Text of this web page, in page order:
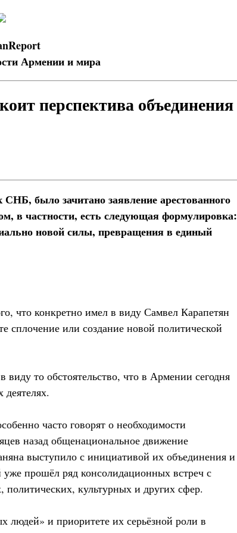
Армении и мира
перспектива объединения
было зачитано заявление арестованного
в частности, есть следующая формулировка:
новой силы, превращения в единый
что конкретно имел в виду Самвел Карапетян
сплочение или создание новой политической
то обстоятельство, что в Армении сегодня
часто говорят о необходимости
назад общенациональное движение
выступило с инициативой их объединения и
прошёл ряд консолидационных встреч с
культурных и других сфер.
и приоритете их серьёзной роли в